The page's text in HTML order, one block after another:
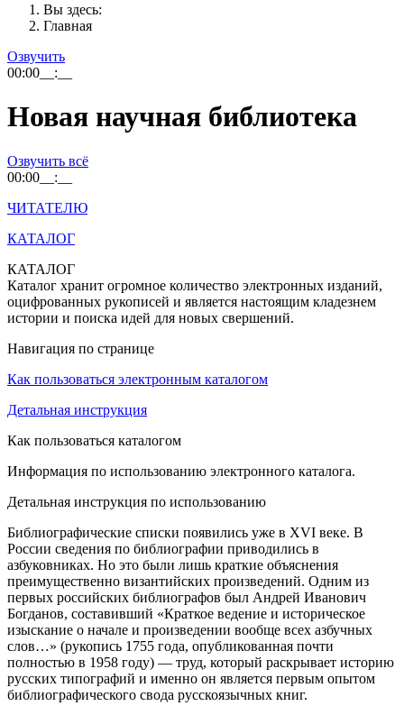
Вы здесь:
Главная
Озвучить
00:00 __:__
Новая научная библиотека
Озвучить всё
00:00 __:__
ЧИТАТЕЛЮ
КАТАЛОГ
КАТАЛОГ
Каталог хранит огромное количество электронных изданий,
оцифрованных рукописей и является настоящим кладезнем
истории и поиска идей для новых свершений.
Навигация по странице
Как пользоваться электронным каталогом
Детальная инструкция
Как пользоваться каталогом
Информация по использованию электронного каталога.
Детальная инструкция по использованию
Библиографические списки появились уже в XVI веке. В
России сведения по библиографии приводились в
азбуковниках. Но это были лишь краткие объяснения
преимущественно византийских произведений. Одним из
первых российских библиографов был Андрей Иванович
Богданов, составивший «Краткое ведение и историческое
изыскание о начале и произведении вообще всех азбучных
слов…» (рукопись 1755 года, опубликованная почти
полностью в 1958 году) — труд, который раскрывает историю
русских типографий и именно он является первым опытом
библиографического свода русскоязычных книг.